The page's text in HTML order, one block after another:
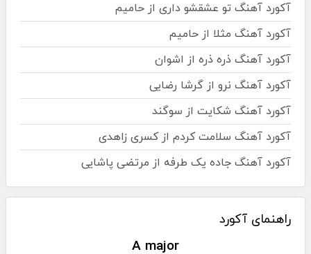
آکورد آهنگ تو عشقشو داری از حامیم
آکورد آهنگ مثلا از حامیم
آکورد آهنگ ذره ذره از اشوان
آکورد آهنگ نرو از گرشا رضایی
آکورد آهنگ شکایت از سوگند
آکورد آهنگ سلامت کردم از کسری زاهدی
آکورد آهنگ جاده یک طرفه از مرتضی پاشایی
راهنمای آکورد
A major